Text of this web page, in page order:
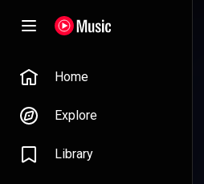
Home
Explore
Library